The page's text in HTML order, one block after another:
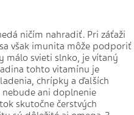
ničím nahradiť. Pri záťaži
však imunita môže podporiť
málo svieti slnko, je vítaný
tohto vitamínu je
chrípky a ďalších
nebude ani doplnenie
skutočne čerstvých